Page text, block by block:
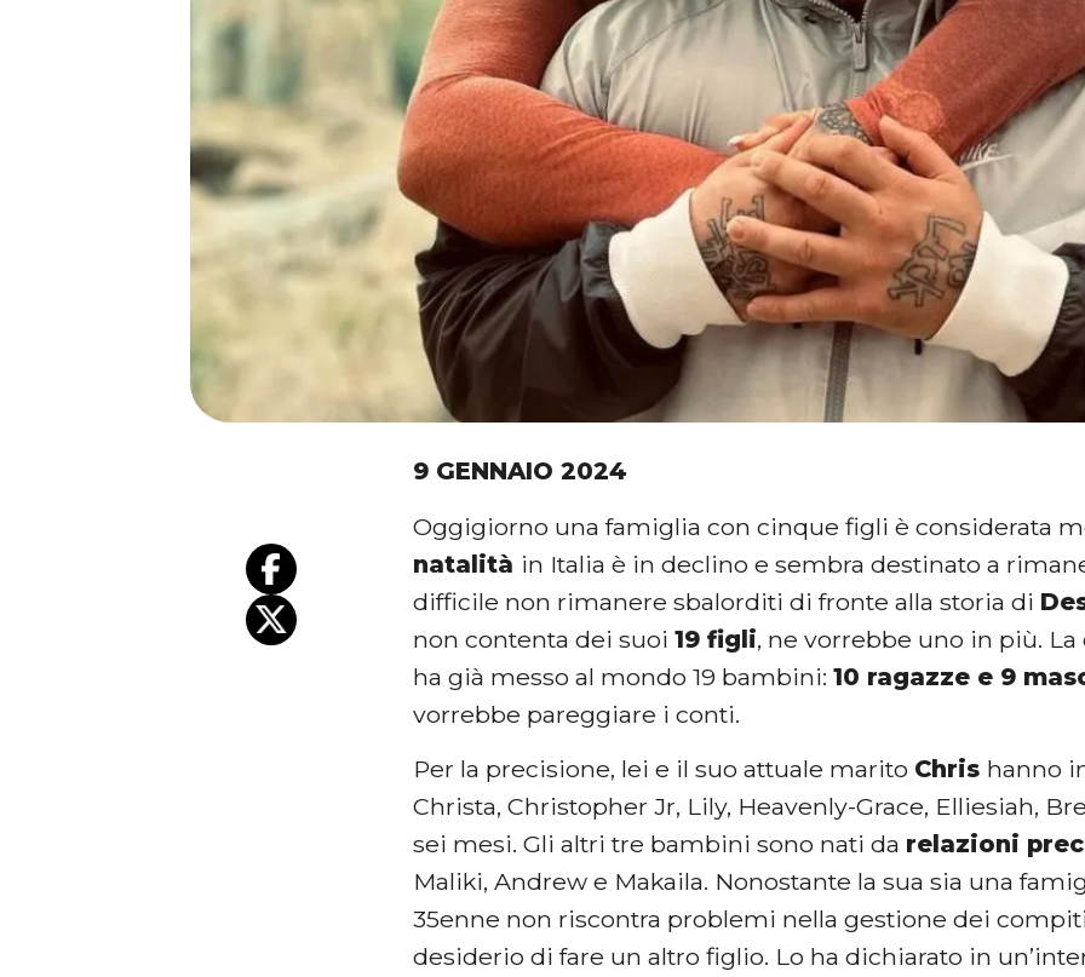
9 GENNAIO 2024
Oggigiorno una famiglia con cinque figli è considerata
natalità in Italia è in declino e sembra destinato a
difficile non rimanere sbalorditi di fronte alla storia di
non contenta dei suoi19 figli, ne vorrebbe uno in più.
ha già messo al mondo 19 bambini:10 ragazze e 9
vorrebbe pareggiare i conti.
Per la precisione, lei e il suo attuale marito Chris hanno
Christa, Christopher Jr, Lily, Heavenly-Grace, Elliesiah,
sei mesi. Gli altri tre bambini sono nati da relazioni
Maliki, Andrew e Makaila. Nonostante la sua sia una
35enne non riscontra problemi nella gestione dei
desiderio di fare un altro figlio. Lo ha dichiarato in